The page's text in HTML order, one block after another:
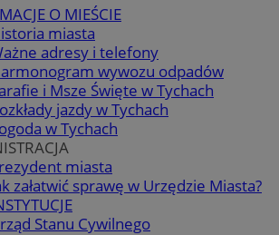
O MIEŚCIE
miasta
adresy i telefony
wywozu odpadów
i Msze Święte w Tychach
jazdy w Tychach
w Tychach
miasta
załatwić sprawę w Urzędzie Miasta?
Stanu Cywilnego